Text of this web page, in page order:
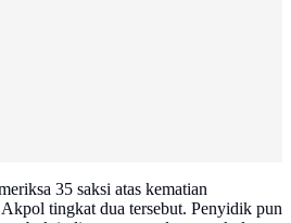
35 saksi atas kematian
Akpol tingkat dua tersebut. Penyidik pun